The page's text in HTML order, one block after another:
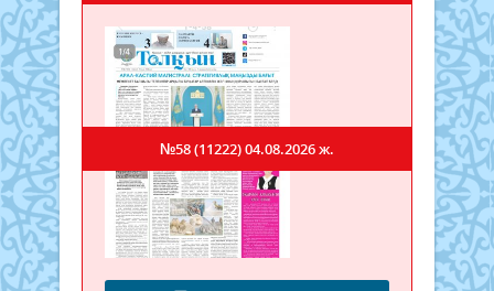
№58 (11222)04.08.2026 ж.